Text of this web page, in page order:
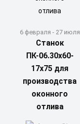
6 февраля - 27 июля
Станок
ПК-06.30х60-
17x75 для
производства
оконного
отлива